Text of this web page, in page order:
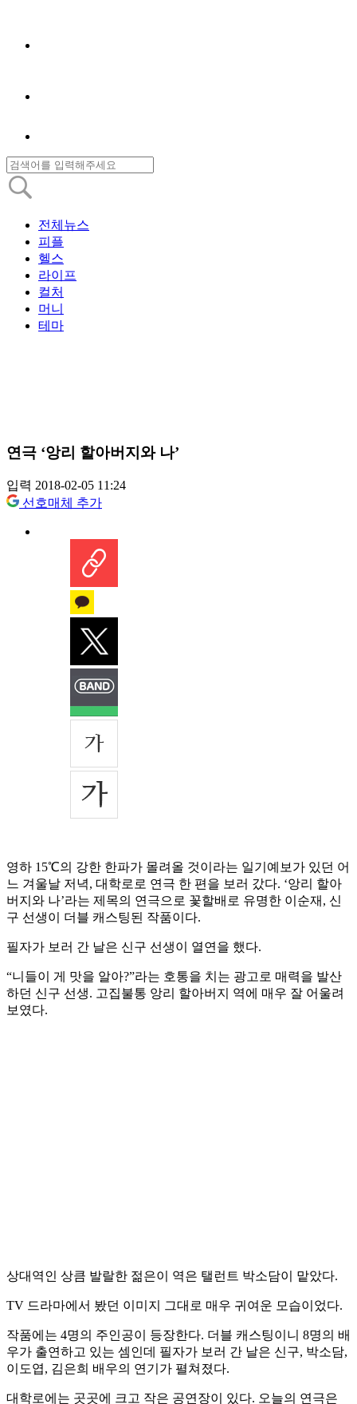
전체뉴스
피플
헬스
라이프
컬처
머니
테마
연극 ‘앙리 할아버지와 나’
입력 2018-02-05 11:24
선호매체 추가
영하 15℃의 강한 한파가 몰려올 것이라는 일기예보가 있던 어
느 겨울날 저녁, 대학로로 연극 한 편을 보러 갔다. ‘앙리 할아
버지와 나’라는 제목의 연극으로 꽃할배로 유명한 이순재, 신
구 선생이 더블 캐스팅된 작품이다.
필자가 보러 간 날은 신구 선생이 열연을 했다.
“니들이 게 맛을 알아?”라는 호통을 치는 광고로 매력을 발산
하던 신구 선생. 고집불통 앙리 할아버지 역에 매우 잘 어울려
보였다.
상대역인 상큼 발랄한 젊은이 역은 탤런트 박소담이 맡았다.
TV 드라마에서 봤던 이미지 그대로 매우 귀여운 모습이었다.
작품에는 4명의 주인공이 등장한다. 더블 캐스팅이니 8명의 배
우가 출연하고 있는 셈인데 필자가 보러 간 날은 신구, 박소담,
이도엽, 김은희 배우의 연기가 펼쳐졌다.
대학로에는 곳곳에 크고 작은 공연장이 있다. 오늘의 연극은